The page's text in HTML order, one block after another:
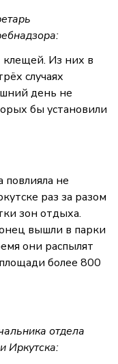
клещей. Из них в
случаях
день не
бы установили
повлияла не
раз за разом
зон отдыха.
вышли в парки
они распылят
более 800
отдела
Иркутска: